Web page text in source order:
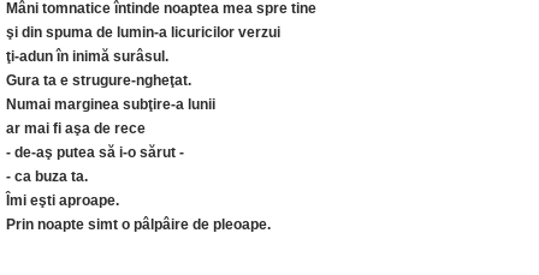
Mâni tomnatice întinde noaptea mea spre tine
şi din spuma de lumin-a licuricilor verzui
ţi-adun în inimă surâsul.
Gura ta e strugure-ngheţat.
Numai marginea subţire-a lunii
ar mai fi aşa de rece
- de-aş putea să i-o sărut -
- ca buza ta.
Îmi eşti aproape.
Prin noapte simt o pâlpâire de pleoape.